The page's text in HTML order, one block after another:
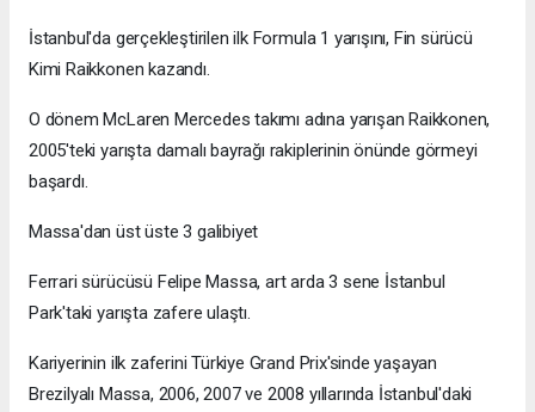
İstanbul'da gerçekleştirilen ilk Formula 1 yarışını, Fin sürücü
Kimi Raikkonen kazandı.
O dönem McLaren Mercedes takımı adına yarışan Raikkonen,
2005'teki yarışta damalı bayrağı rakiplerinin önünde görmeyi
başardı.
Massa'dan üst üste 3 galibiyet
Ferrari sürücüsü Felipe Massa, art arda 3 sene İstanbul
Park'taki yarışta zafere ulaştı.
Kariyerinin ilk zaferini Türkiye Grand Prix'sinde yaşayan
Brezilyalı Massa, 2006, 2007 ve 2008 yıllarında İstanbul'daki